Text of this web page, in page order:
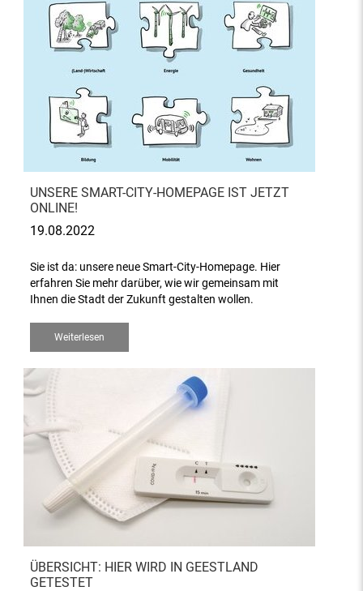
UNSERE SMART-CITY-HOMEPAGE IST JETZT
ONLINE!
19.08.2022
Sie ist da: unsere neue Smart-City-Homepage. Hier
erfahren Sie mehr darüber, wie wir gemeinsam mit
Ihnen die Stadt der Zukunft gestalten wollen.
Weiterlesen
ÜBERSICHT: HIER WIRD IN GEESTLAND
GETESTET